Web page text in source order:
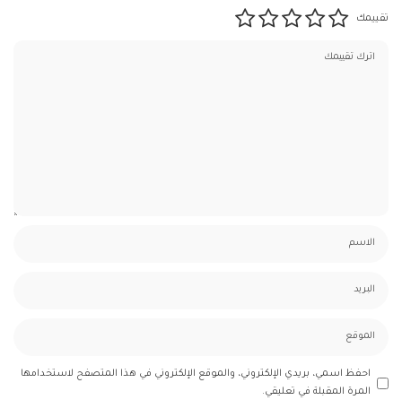
تقييمك
احفظ اسمي، بريدي الإلكتروني، والموقع الإلكتروني في هذا المتصفح لاستخدامها
المرة المقبلة في تعليقي.